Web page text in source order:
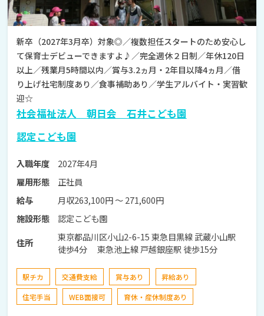
新卒（2027年3月卒）対象◎／複数担任スタートのため安心し
て保育士デビューできますよ♪／完全週休２日制／年休120日
以上／残業月5時間以内／賞与3.2ヵ月・2年目以降4ヵ月／借
り上げ社宅制度あり／食事補助あり／学生アルバイト・実習歓
迎☆
社会福祉法人 朝日会 石井こども園
認定こども園
入職年度
2027年4月
雇用形態
正社員
給与
月収263,100円 〜 271,600円
施設形態
認定こども園
住所
東京都品川区小山2-6-15 東急目黒線 武蔵小山駅
徒歩4分 東急池上線 戸越銀座駅 徒歩15分
駅チカ 交通費支給 賞与あり
昇給あり
住宅手当
WEB面接可 育休・産休制度あり